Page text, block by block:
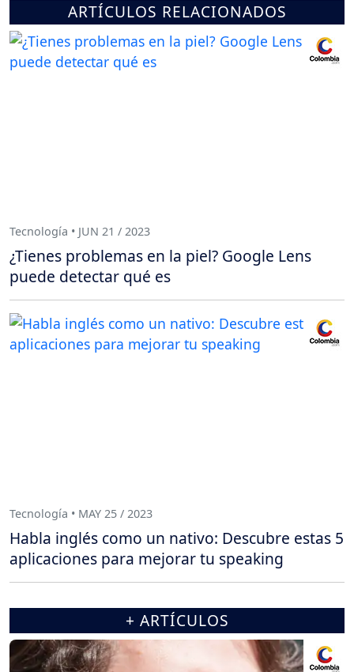
ARTÍCULOS RELACIONADOS
Tecnología • JUN 21 / 2023
¿Tienes problemas en la piel? Google Lens
puede detectar qué es
Tecnología • MAY 25 / 2023
Habla inglés como un nativo: Descubre estas 5
aplicaciones para mejorar tu speaking
+ ARTÍCULOS